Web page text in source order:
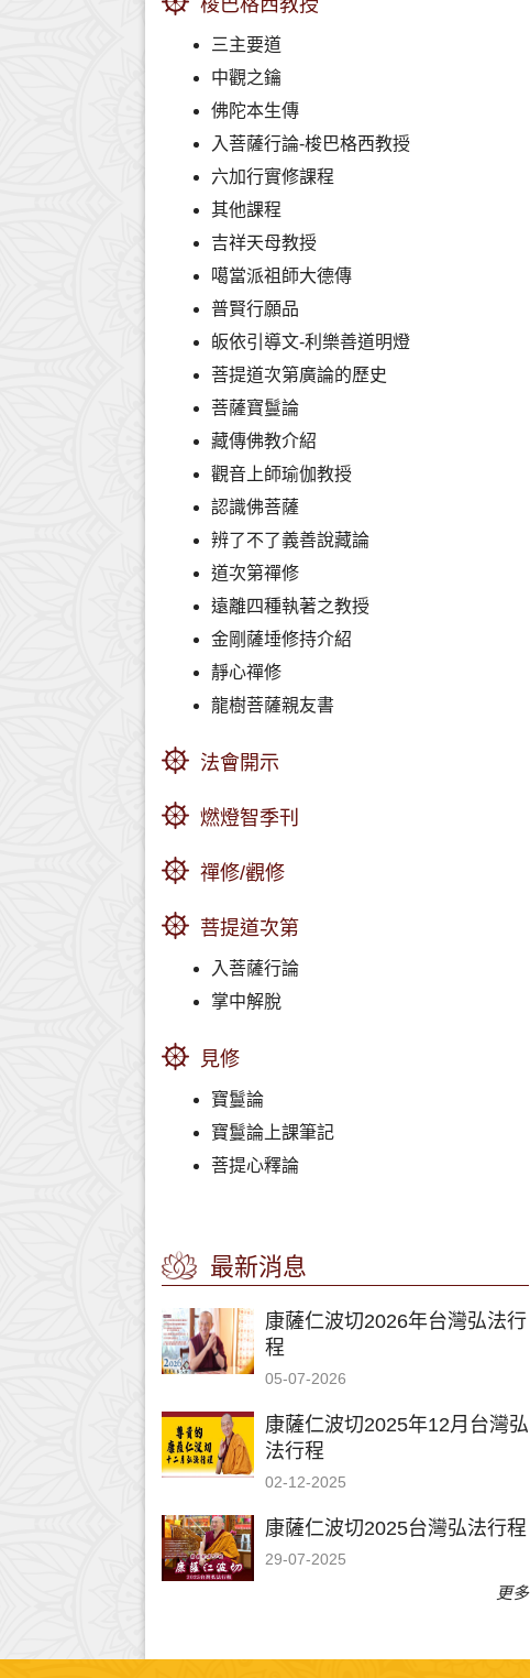
梭巴格西教授
三主要道
中觀之鑰
佛陀本生傳
入菩薩行論-梭巴格西教授
六加行實修課程
其他課程
吉祥天母教授
噶當派祖師大德傳
普賢行願品
皈依引導文-利樂善道明燈
菩提道次第廣論的歷史
菩薩寶鬘論
藏傳佛教介紹
觀音上師瑜伽教授
認識佛菩薩
辨了不了義善說藏論
道次第禪修
遠離四種執著之教授
金剛薩埵修持介紹
靜心禪修
龍樹菩薩親友書
法會開示
燃燈智季刊
禪修/觀修
菩提道次第
入菩薩行論
掌中解脫
見修
寶鬘論
寶鬘論上課筆記
菩提心釋論
最新消息
康薩仁波切2026年台灣弘法行
程
05-07-2026
康薩仁波切2025年12月台灣弘
法行程
02-12-2025
康薩仁波切2025台灣弘法行程
29-07-2025
更多